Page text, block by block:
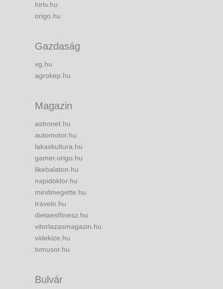
hirtv.hu
origo.hu
Gazdaság
vg.hu
agrokep.hu
Magazin
astronet.hu
automotor.hu
lakaskultura.hu
gamer.origo.hu
likebalaton.hu
napidoktor.hu
mindmegette.hu
travelo.hu
dietaesfitnesz.hu
vitorlazasmagazin.hu
videkize.hu
tvmusor.hu
Bulvár